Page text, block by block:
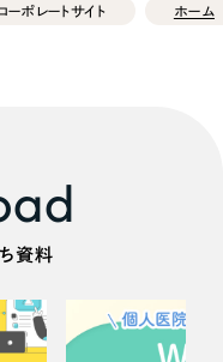
ポレートサイト ホーム
資料